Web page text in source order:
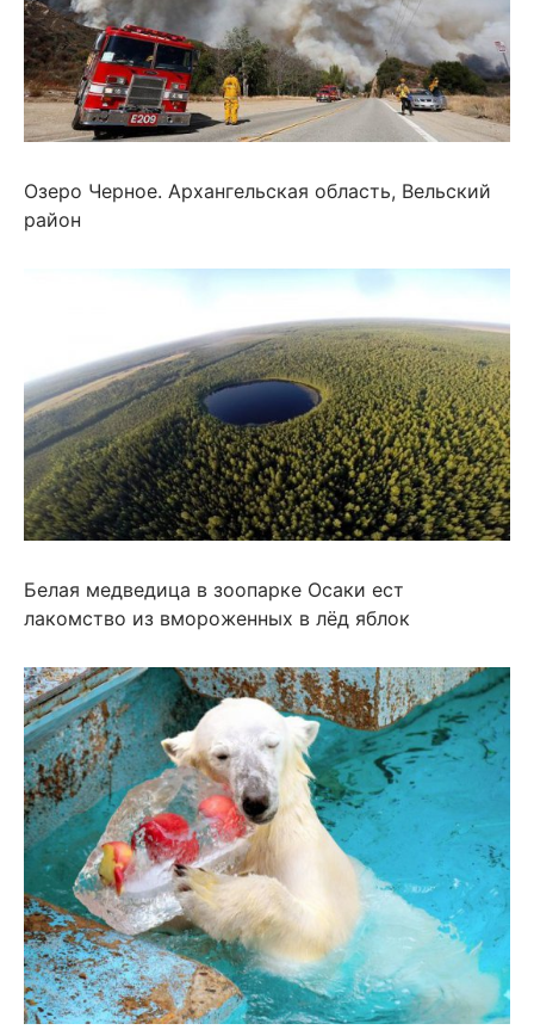
Озеро Черное. Архангельская область, Вельский
район
Белая медведица в зоопарке Осаки ест
лакомство из вмороженных в лёд яблок